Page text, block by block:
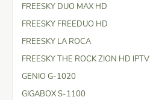
FREESKY DUO MAX HD
FREESKY FREEDUO HD
FREESKY LA ROCA
FREESKY THE ROCK ZION HD IPTV
GENIO G-1020
GIGABOX S-1100